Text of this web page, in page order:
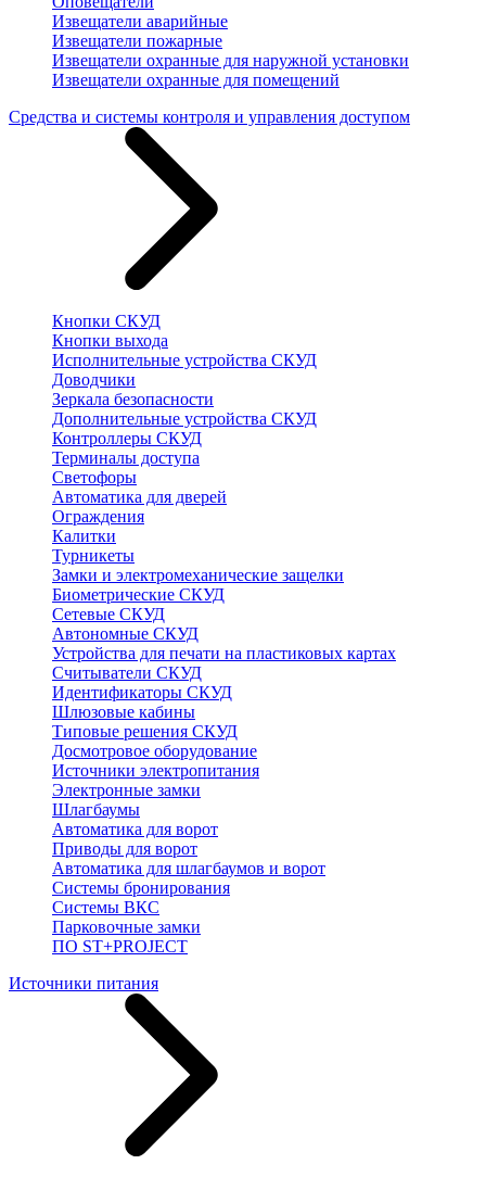
Извещатели аварийные
Извещатели пожарные
Извещатели охранные для наружной установки
Извещатели охранные для помещений
Средства и системы контроля и управления доступом
Кнопки СКУД
Кнопки выхода
Исполнительные устройства СКУД
Доводчики
Зеркала безопасности
Дополнительные устройства СКУД
Контроллеры СКУД
Терминалы доступа
Светофоры
Автоматика для дверей
Ограждения
Калитки
Турникеты
Замки и электромеханические защелки
Биометрические СКУД
Сетевые СКУД
Автономные СКУД
Устройства для печати на пластиковых картах
Считыватели СКУД
Идентификаторы СКУД
Шлюзовые кабины
Типовые решения СКУД
Досмотровое оборудование
Источники электропитания
Электронные замки
Шлагбаумы
Автоматика для ворот
Приводы для ворот
Автоматика для шлагбаумов и ворот
Системы бронирования
Системы ВКС
Парковочные замки
ПО ST+PROJECT
Источники питания